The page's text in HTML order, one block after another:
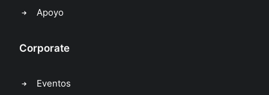
Apoyo
Corporate
Eventos